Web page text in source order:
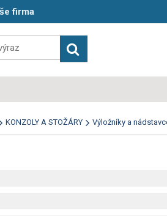
firma
KONZOLY A STOŽÁRY Výložníky a